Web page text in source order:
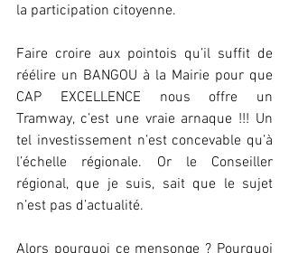
la participation citoyenne.
Faire croire aux pointois qu’il suffit de
réélire un BANGOU à la Mairie pour que
CAP EXCELLENCE nous offre un
Tramway, c’est une vraie arnaque !!! Un
tel investissement n’est concevable qu’à
l’échelle régionale. Or le Conseiller
régional, que je suis, sait que le sujet
n’est pas d’actualité.